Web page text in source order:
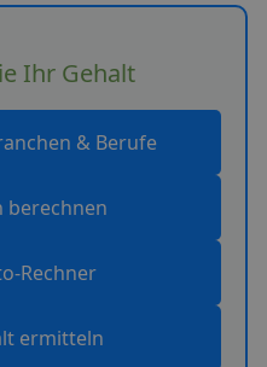
Ihr Gehalt
& Berufe
berechnen
Rechner
ermitteln